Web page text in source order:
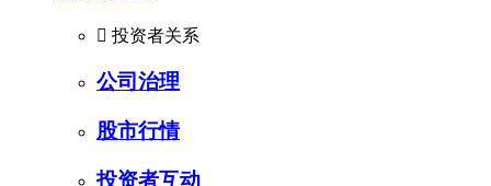
 投资者关系
公司治理
股市行情
投资者互动